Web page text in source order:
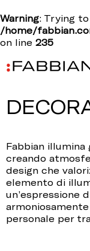
Warning: Trying
/home/
on line 235
Fabbian illumina
creando
design che
elemento di
un’espressione
personale per